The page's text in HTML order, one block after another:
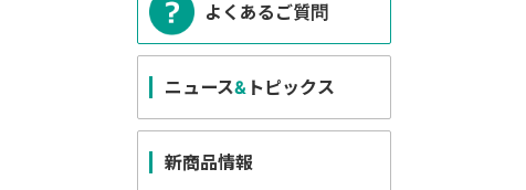
よくあるご質問
ニュース& トピックス
新商品情報